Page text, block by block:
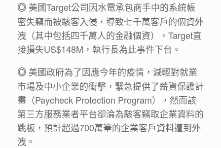
◎ 美國Target公司因水電承包商手中的系統帳
密失竊而被駭客入侵，導致七千萬客戶的個資外
洩（其中包括四千萬人的金融個資），Target直
接損失US$148M，執行長為此事件下台。
◎ 美國政府為了因應今年的疫情，減輕對就業
市場及中小企業的衝擊，緊急提供了薪資保護計
畫（Paycheck Protection Program），然而該
第三方服務業者平台卻淪為駭客竊取企業資料的
跳板，預計超過700萬筆的企業客戶資料遭到外
洩。